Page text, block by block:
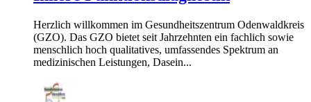
Herzlich willkommen im Gesundheitszentrum Odenwaldkreis
(GZO). Das GZO bietet seit Jahrzehnten ein fachlich sowie
menschlich hoch qualitatives, umfassendes Spektrum an
medizinischen Leistungen, Dasein...